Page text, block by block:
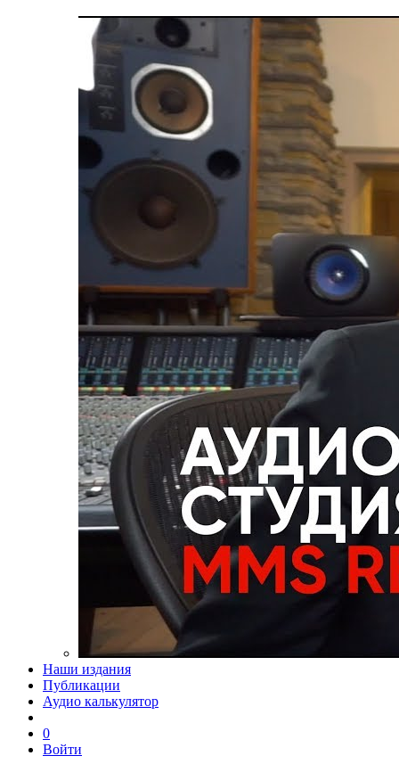
Наши издания
Публикации
Аудио калькулятор
0
Войти